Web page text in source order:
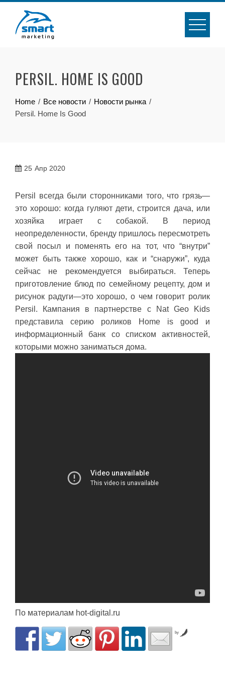
content
PERSIL. HOME IS GOOD
Home Все новости
Новости рынка
Persil. Home Is Good
25 Апр 2020
Persil всегда были сторонниками того, что грязь—
это хорошо: когда гуляют дети, строится дача, или
хозяйка играет с собакой. В период
неопределенности, бренду пришлось пересмотреть
свой посыл и поменять его на тот, что “внутри”
может быть также хорошо, как и “снаружи”, куда
сейчас не рекомендуется выбираться. Теперь
приготовление блюд по семейному рецепту, дом и
рисунок радуги—это хорошо, о чем говорит ролик
Persil. Кампания в партнерстве с Nat Geo Kids
представила серию роликов Home is good и
информационный банк со списком активностей,
которыми можно заниматься дома.
По материалам hot-digital.ru
by